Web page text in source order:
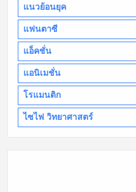
แนวย้อนยุค
แฟนตาซี
แอ็คชั่น
แอนิเมชั่น
โรแมนติก
ไซไฟ วิทยาศาสตร์